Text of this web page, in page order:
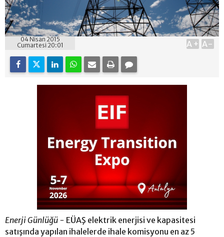
04 Nisan 2015
Cumartesi 20:01
A+ A-
Enerji Günlüğü - EÜAŞ elektrik enerjisi ve kapasitesi
satışında yapılan ihalelerde ihale komisyonu en az 5